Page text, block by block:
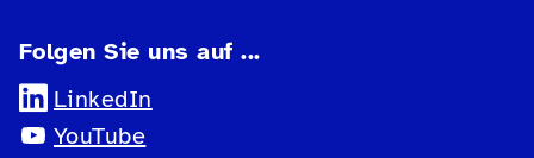
Folgen Sie uns auf ...
LinkedIn
YouTube